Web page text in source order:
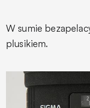
W sumie
plusikiem.